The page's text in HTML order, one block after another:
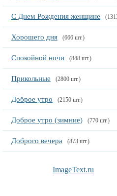
С Днем Рождения женщине
Хорошего дня (666 шт.)
Спокойной ночи (848 шт.)
Прикольные (2800 шт.)
Доброе утро (2150 шт.)
Доброе утро (зимние) (770 шт.)
Доброго вечера (873 шт.)
ImageText.ru